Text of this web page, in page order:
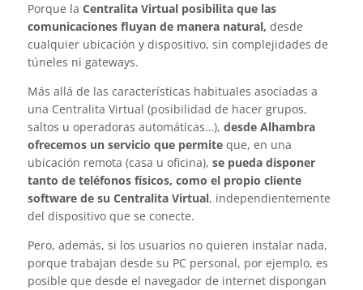
Porque la Centralita Virtual posibilita que las
comunicaciones fluyan de manera natural, desde
cualquier ubicación y dispositivo, sin complejidades de
túneles ni gateways.
Más allá de las características habituales asociadas a
una Centralita Virtual (posibilidad de hacer grupos,
saltos u operadoras automáticas…), desde Alhambra
ofrecemos un servicio que permiteque, en una
ubicación remota (casa u oficina), se pueda disponer
tanto de teléfonos físicos, como el propio cliente
software de su Centralita Virtual, independientemente
del dispositivo que se conecte.
Pero, además, si los usuarios no quieren instalar nada,
porque trabajan desde su PC personal, por ejemplo, es
posible que desde el navegador de internet dispongan